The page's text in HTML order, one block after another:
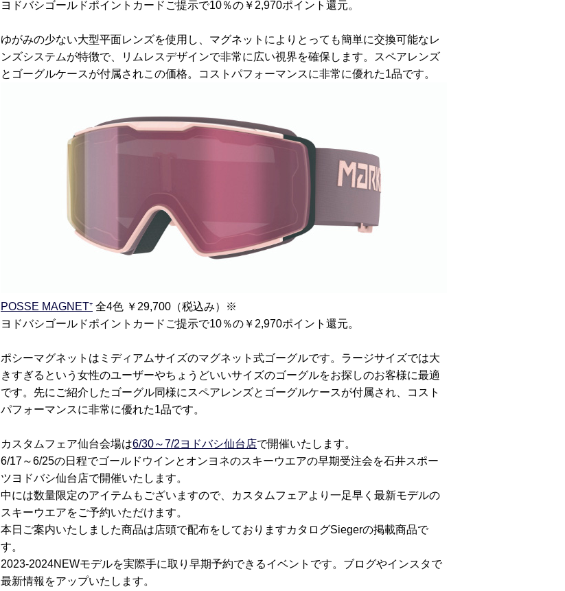
ヨドバシゴールドポイントカードご提示で10％の￥2,970ポイント還元。
ゆがみの少ない大型平面レンズを使用し、マグネットによりとっても簡単に交換可能なレ
ンズシステムが特徴で、リムレスデザインで非常に広い視界を確保します。スペアレンズ
とゴーグルケースが付属されこの価格。コストパフォーマンスに非常に優れた1品です。
POSSE MAGNET⁺ 全4色 ￥29,700（税込み）※
ヨドバシゴールドポイントカードご提示で10％の￥2,970ポイント還元。
ポシーマグネットはミディアムサイズのマグネット式ゴーグルです。ラージサイズでは大
きすぎるという女性のユーザーやちょうどいいサイズのゴーグルをお探しのお客様に最適
です。先にご紹介したゴーグル同様にスペアレンズとゴーグルケースが付属され、コスト
パフォーマンスに非常に優れた1品です。
カスタムフェア仙台会場は6/30～7/2ヨドバシ仙台店で開催いたします。
6/17～6/25の日程でゴールドウインとオンヨネのスキーウエアの早期受注会を石井スポー
ツヨドバシ仙台店で開催いたします。
中には数量限定のアイテムもございますので、カスタムフェアより一足早く最新モデルの
スキーウエアをご予約いただけます。
本日ご案内いたしました商品は店頭で配布をしておりますカタログSiegerの掲載商品で
す。
2023-2024NEWモデルを実際手に取り早期予約できるイベントです。ブログやインスタで
最新情報をアップいたします。